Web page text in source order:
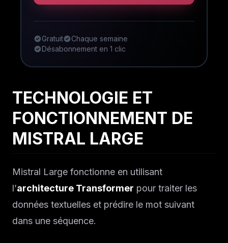
Gratuit
Chaque semaine
Désabonnement en 1 clic
TECHNOLOGIE ET
FONCTIONNEMENT DE
MISTRAL LARGE
Mistral Large fonctionne en utilisant
l’architecture Transformer pour traiter les
données textuelles et prédire le mot suivant
dans une séquence.